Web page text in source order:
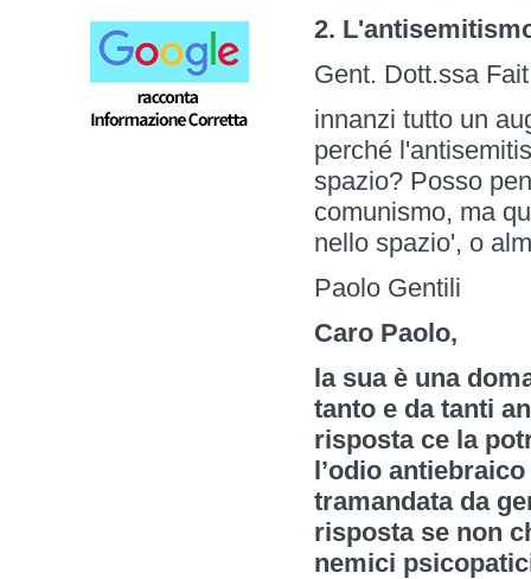
2.
Gent. Dott.ssa
innanzi tutto un
perché
spazio? Posso
comunismo, ma
nello spazio', o
Paolo Gentili
Caro Paolo,
la sua è una
tanto e da tanti
risposta ce la
l’odio
tramandata da
risposta se non
nemici